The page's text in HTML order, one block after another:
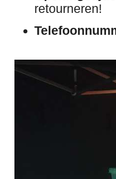
retourneren!